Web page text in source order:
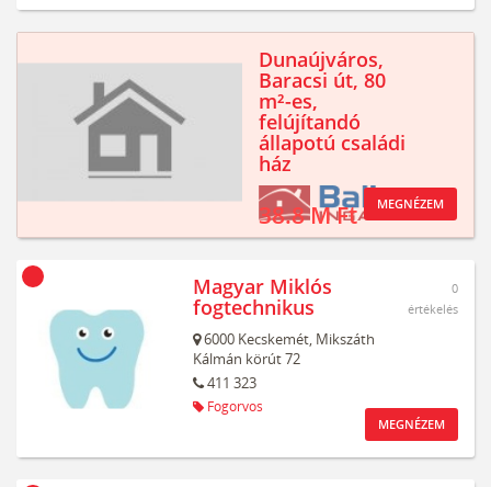
Dunaújváros,
Baracsi út, 80
m²-es,
felújítandó
állapotú családi
ház
38.8 M Ft MEGNÉZEM
Magyar Miklós
fogtechnikus
6000 Kecskemét, Mikszáth
Kálmán körút 72
411 323
Fogorvos
0
értékelés
MEGNÉZEM